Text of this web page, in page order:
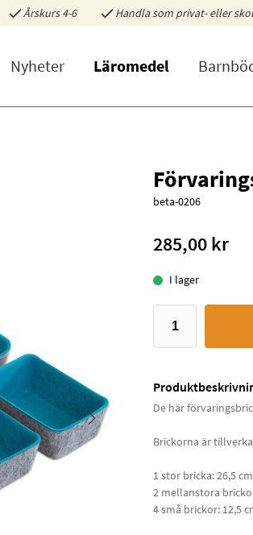
Årskurs 4-6 Handla som privat- eller
Nyheter Läromedel
beta-0206
285,00 kr
I lager
De här
Brickorna är
1 stor bricka: 26,5
2 mellanstora
4 små brickor: 12,5